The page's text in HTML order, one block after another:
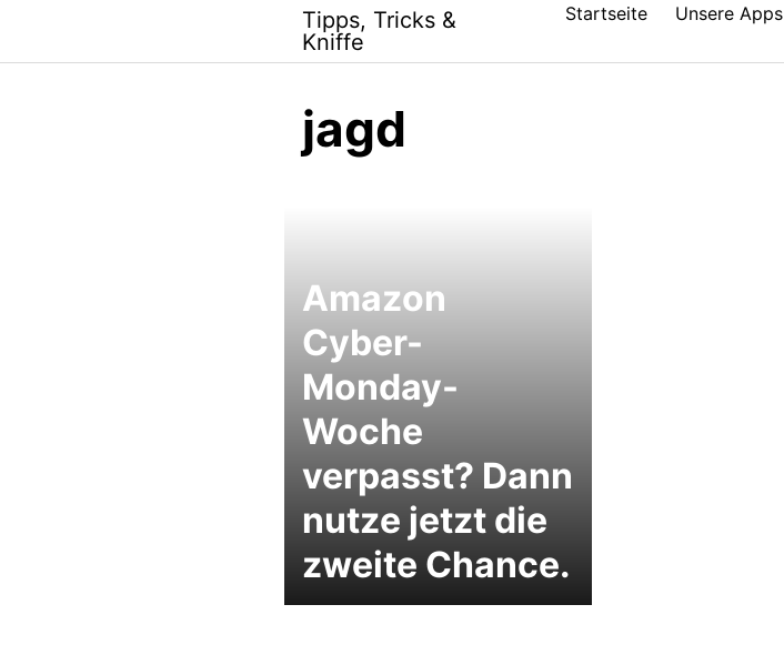
content
Tipps, Tricks &
Kniffe
Startseite Unsere Apps
jagd
Amazon
Cyber-
Monday-
Woche
verpasst? Dann
nutze jetzt die
zweite Chance.